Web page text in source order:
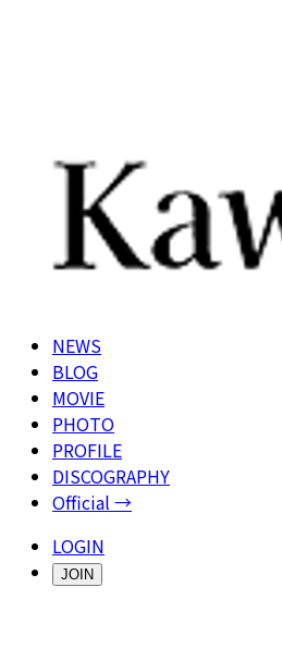
NEWS
BLOG
MOVIE
PHOTO
PROFILE
DISCOGRAPHY
Official →
LOGIN
JOIN